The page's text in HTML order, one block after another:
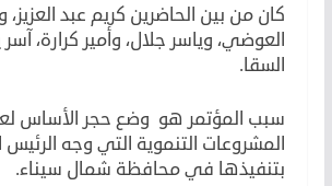
كان من بين الحاضرين كريم عبد العزيز،
العوضي، وياسر جلال، وأمير كرارة،
السقا.
سبب المؤتمر هو وضع حجر الأساس
المشروعات التنموية التي وجه
بتنفيذها في محافظة شمال سيناء.